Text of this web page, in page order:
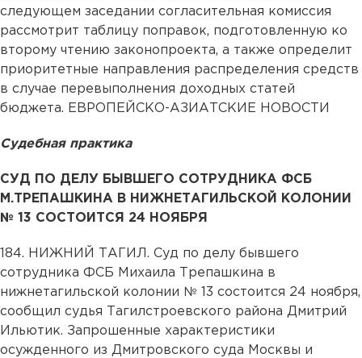
следующем заседании согласительная комиссия
рассмотрит таблицу поправок, подготовленную ко
второму чтению законопроекта, а также определит
приоритетные направления распределения средств
в случае перевыполнения доходных статей
бюджета. ЕВРОПЕЙСКО-АЗИАТСКИЕ НОВОСТИ
Судебная практика
СУД ПО ДЕЛУ БЫВШЕГО СОТРУДНИКА ФСБ
М.ТРЕПАШКИНА В НИЖНЕТАГИЛЬСКОЙ КОЛОНИИ
№ 13 СОСТОИТСЯ 24 НОЯБРЯ
184. НИЖНИЙ ТАГИЛ. Суд по делу бывшего
сотрудника ФСБ Михаила Трепашкина в
нижнетагильской колонии № 13 состоится 24 ноября,
сообщил судья Тагилстроевского района Дмитрий
Ильютик. Запрошенные характеристики
осужденного из Дмитровского суда Москвы и